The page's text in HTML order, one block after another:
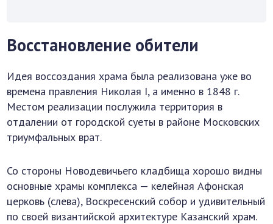
Восстановление обители
Идея воссоздания храма была реализована уже во
времена правления Николая I, а именно в 1848 г.
Местом реализации послужила территория в
отдалении от городской суеты в районе Московских
триумфальных врат.
Со стороны Новодевичьего кладбища хорошо видны
основные храмы комплекса — келейная Афонская
церковь (слева), Воскресенский собор и удивительный
по своей византийской архитектуре Казанский храм.